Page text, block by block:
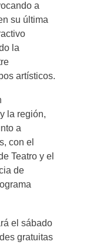
a
su última
la
artísticos.
la región,
a
con el
Teatro y el
de
el sábado
gratuitas